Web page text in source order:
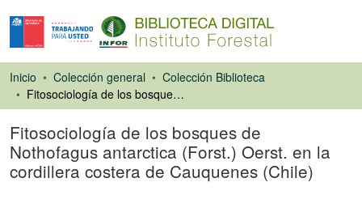
Inicio Colección general
Colección Biblioteca
Fitosociología de los bosques de Nothofagus antarctica (Forst.) Oerst. en la cordillera costera de Cauquenes (Chile)
Fitosociología de los bosques de
Nothofagus antarctica (Forst.) Oerst. en la
cordillera costera de Cauquenes (Chile)